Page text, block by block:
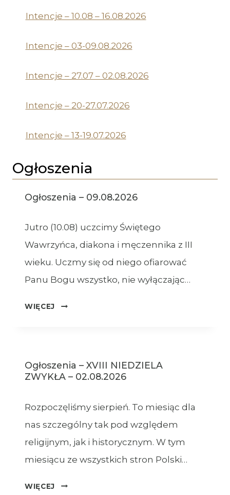
Intencje – 10.08 – 16.08.2026
Intencje – 03-09.08.2026
Intencje – 27.07 – 02.08.2026
Intencje – 20-27.07.2026
Intencje – 13-19.07.2026
Ogłoszenia
Ogłoszenia – 09.08.2026
Jutro (10.08) uczcimy Świętego
Wawrzyńca, diakona i męczennika z III
wieku. Uczmy się od niego ofiarować
Panu Bogu wszystko, nie wyłączając…
WIĘCEJ
OGŁOSZENIA
Ogłoszenia – XVIII NIEDZIELA
ZWYKŁA – 02.08.2026
Rozpoczęliśmy sierpień. To miesiąc dla
nas szczególny tak pod względem
religijnym, jak i historycznym. W tym
miesiącu ze wszystkich stron Polski…
WIĘCEJ
OGŁOSZENIA